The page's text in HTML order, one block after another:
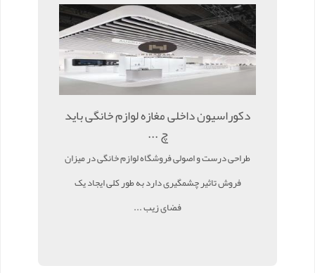
دکوراسیون داخلی مغازه لوازم خانگی باید
چ ...
طراحی درست و اصولی فروشگاه لوازم خانگی در میزان
فروش تاثیر چشمگیری دارد به طور کلی ایجاد یک
فضای زیب ...